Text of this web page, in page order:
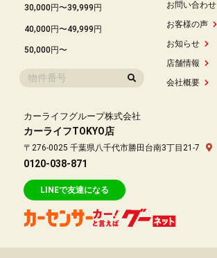
30,000円〜39,999円
40,000円〜49,999円
50,000円〜
お問い合わせ
お客様の声
お知らせ
店舗情報
会社概要
カーライフグループ株式会社
カーライフTOKYO店
〒276-0025 千葉県八千代市勝田台南3丁目21-7
0120-038-871
LINEで友達になる